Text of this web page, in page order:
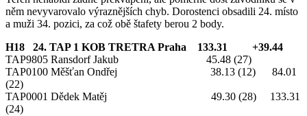
něm nevyvarovalo výraznějších chyb. Dorostenci obsadili 24. místo
a muži 34. pozici, za což obě štafety berou 2 body.
H18 24. TAP 1 KOB TRETRA Praha 133.31 +39.44
TAP9805 Ransdorf Jakub 45.48 (27)
TAP0100 Měšťan Ondřej 38.13 (12) 84.01
(22)
TAP0001 Dědek Matěj 49.30 (28) 133.31
(24)